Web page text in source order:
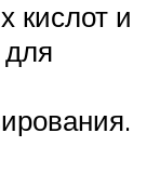
кислот и
для